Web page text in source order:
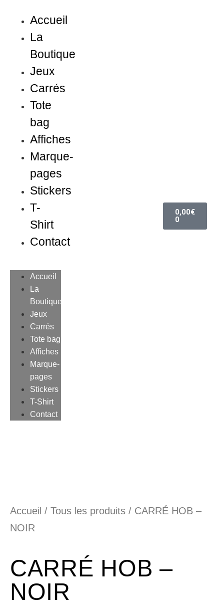
Accueil
La
Boutique
Jeux
Carrés
Tote
bag
Affiches
Marque-
pages
Stickers
T-
Shirt
Contact
Accueil
La
Boutique
Jeux
Carrés
Tote bag
Affiches
Marque-
pages
Stickers
T-Shirt
Contact
0,00€
0
Accueil / Tous les produits / CARRÉ HOB –
NOIR
CARRÉ HOB –
NOIR